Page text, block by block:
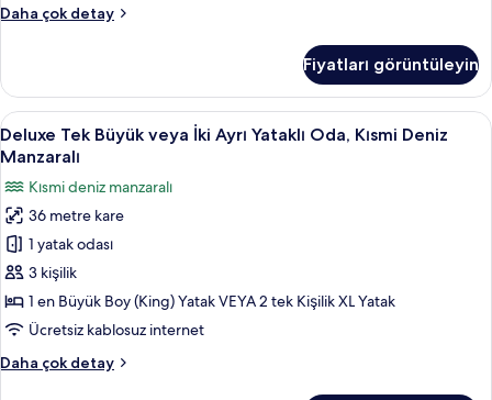
için
görün
Daha çok detay
Deluxe
View
&
Pool
View
daha
fazla
detay
Fiyatları görüntüleyin
Deluxe
Tek
veya
İki
Ayrı
Yataklı
Oda,
Kısmi
Manzaralı
Ücretsiz minibar, odada kasa, masa,
5
Deluxe Tek Büyük veya İki Ayrı Yataklı Oda, Kısmi Deniz
Manzaralı
Kısmi deniz manzaralı
36 metre kare
1 yatak odası
3 kişilik
1 en Büyük Boy (King) Yatak VEYA 2 tek Kişilik XL Yatak
Ücretsiz kablosuz internet
Daha çok detay
Deluxe